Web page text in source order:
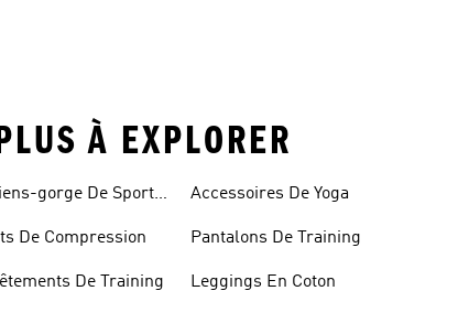
À EXPLORER
gorge De Sport
De Compression
De Training
Accessoires De Yoga
Pantalons De Training
Leggings En Coton